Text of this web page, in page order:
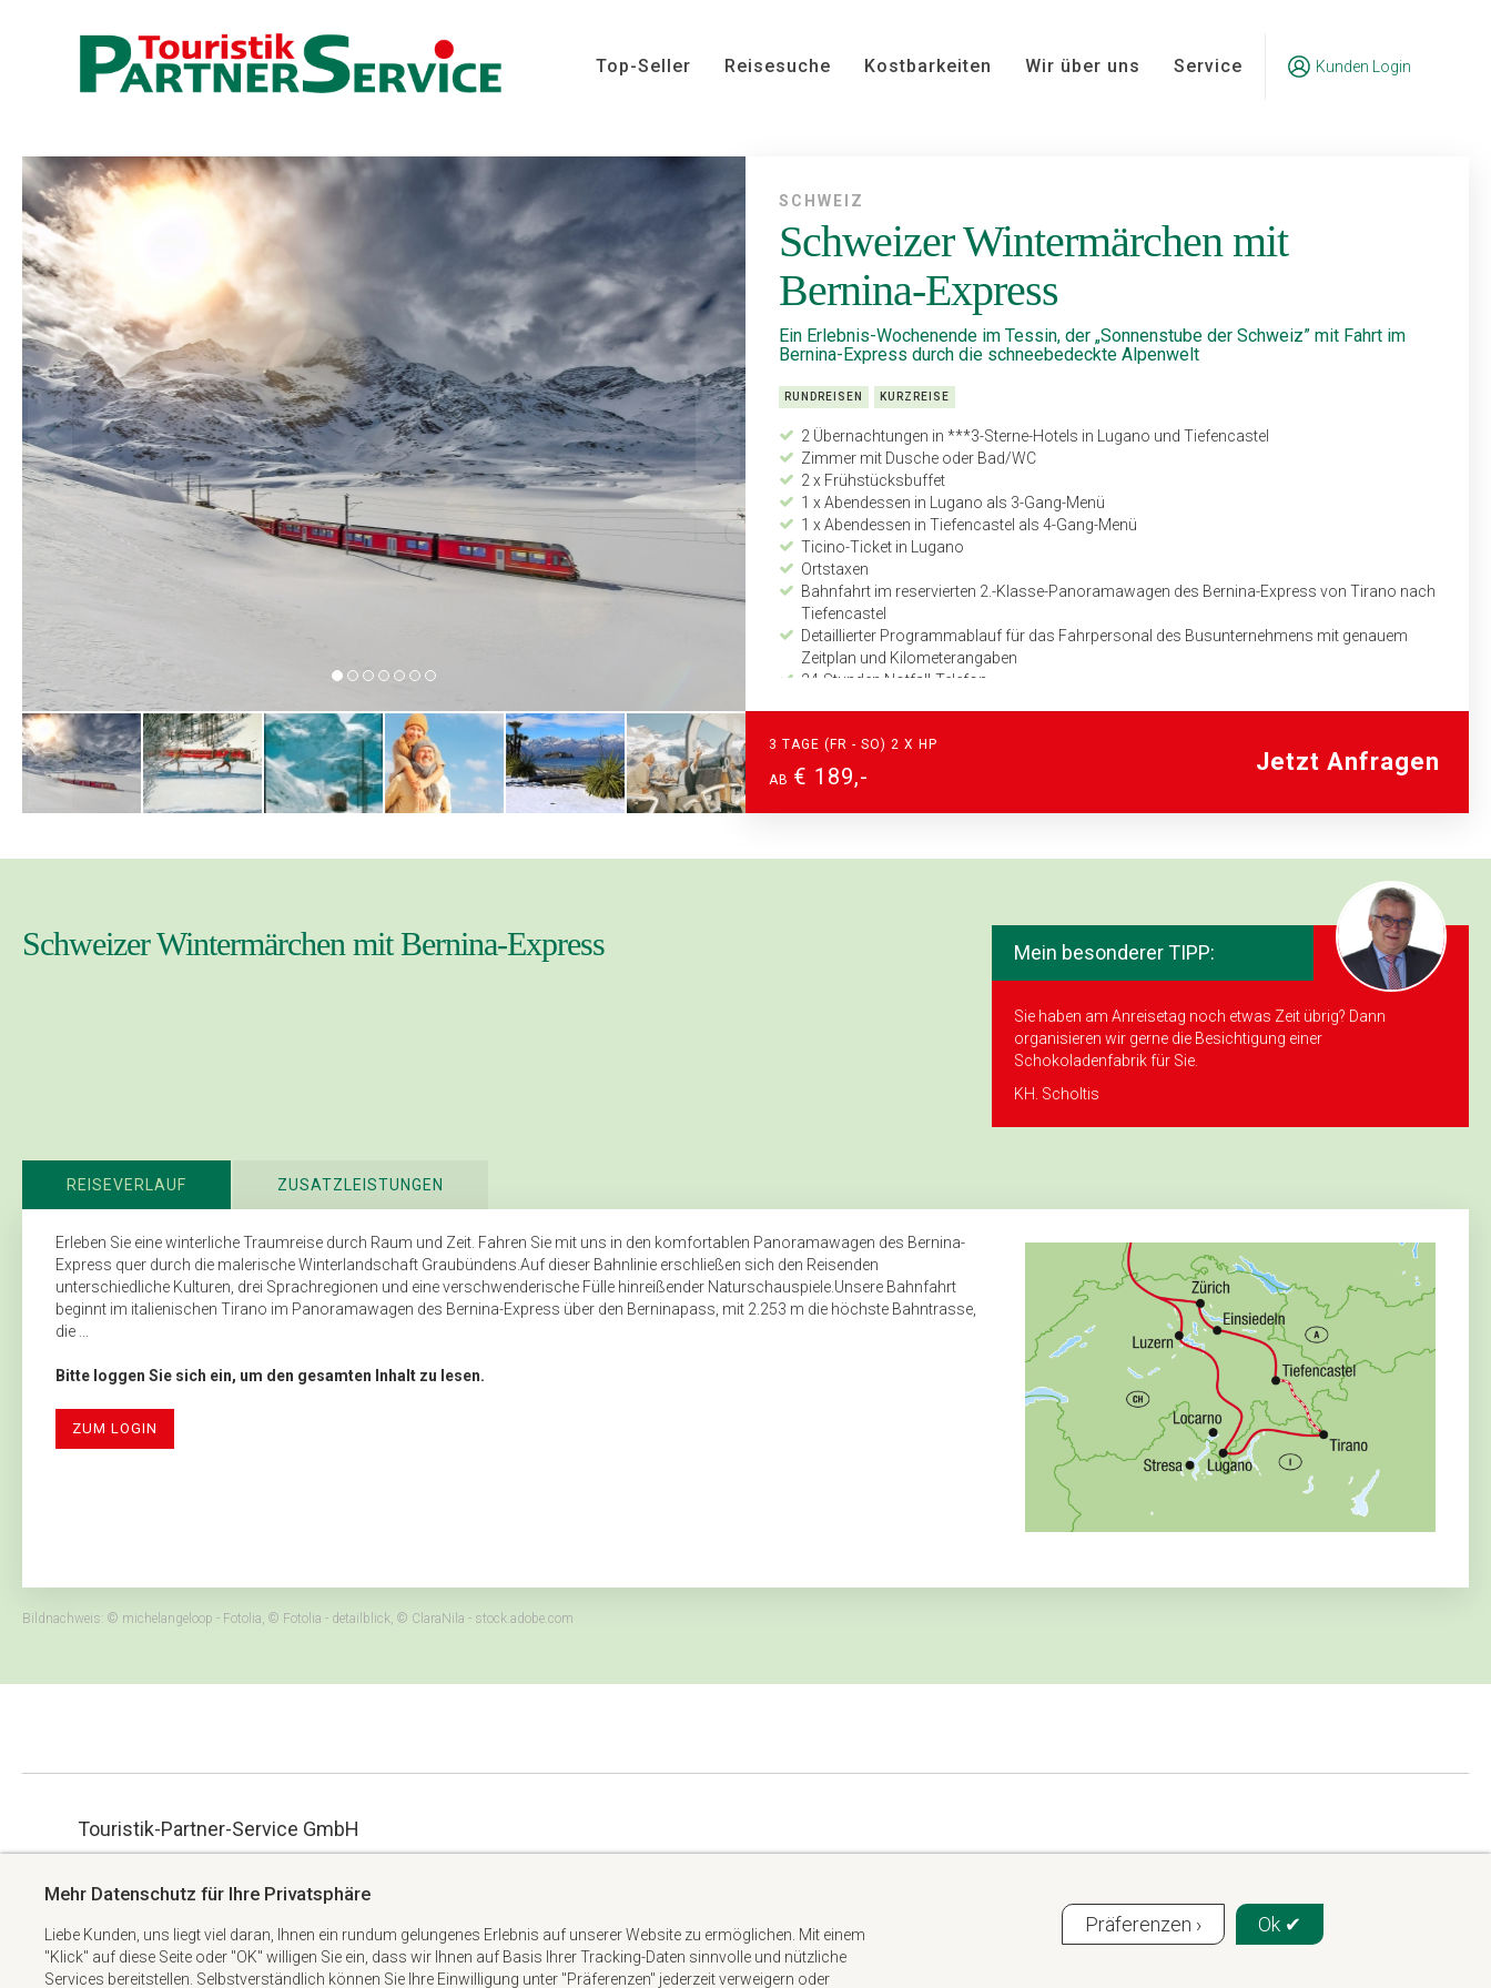
Top-Seller Reisesuche Kostbarkeiten Wir über uns Service Kunden Login
SCHWEIZ
Schweizer Wintermärchen mit
Bernina-Express
Ein Erlebnis-Wochenende im Tessin, der „Sonnenstube der Schweiz” mit Fahrt im
Bernina-Express durch die schneebedeckte Alpenwelt
RUNDREISEN KURZREISE
2 Übernachtungen in ***3-Sterne-Hotels in Lugano und Tiefencastel
Zimmer mit Dusche oder Bad/WC
2 x Frühstücksbuffet
1 x Abendessen in Lugano als 3-Gang-Menü
1 x Abendessen in Tiefencastel als 4-Gang-Menü
Ticino-Ticket in Lugano
Ortstaxen
Bahnfahrt im reservierten 2.-Klasse-Panoramawagen des Bernina-Express von Tirano nach
Tiefencastel
Detaillierter Programmablauf für das Fahrpersonal des Busunternehmens mit genauem
Zeitplan und Kilometerangaben
24-Stunden Notfall-Telefon
3 TAGE (FR - SO) 2 X HP
AB € 189,-
Jetzt Anfragen
Schweizer Wintermärchen mit Bernina-Express Mein besonderer TIPP:
Sie haben am Anreisetag noch etwas Zeit übrig? Dann
organisieren wir gerne die Besichtigung einer
Schokoladenfabrik für Sie.
KH. Scholtis
REISEVERLAUF ZUSATZLEISTUNGEN
Erleben Sie eine winterliche Traumreise durch Raum und Zeit. Fahren Sie mit uns in den komfortablen Panoramawagen des Bernina-
Express quer durch die malerische Winterlandschaft Graubündens.Auf dieser Bahnlinie erschließen sich den Reisenden
unterschiedliche Kulturen, drei Sprachregionen und eine verschwenderische Fülle hinreißender Naturschauspiele.Unsere Bahnfahrt
beginnt im italienischen Tirano im Panoramawagen des Bernina-Express über den Berninapass, mit 2.253 m die höchste Bahntrasse,
die ...
Bitte loggen Sie sich ein, um den gesamten Inhalt zu lesen.
ZUM LOGIN
Bildnachweis: © michelangeloop - Fotolia, © Fotolia - detailblick, © ClaraNila - stock.adobe.com
Touristik-Partner-Service GmbH
+49 6074 6982738
63322 Rödermark
AGB
Kontakt
Mehr Datenschutz für Ihre Privatsphäre
Liebe Kunden, uns liegt viel daran, Ihnen ein rundum gelungenes Erlebnis auf unserer Website zu ermöglichen. Mit einem
"Klick" auf diese Seite oder "OK" willigen Sie ein, dass wir Ihnen auf Basis Ihrer Tracking-Daten sinnvolle und nützliche
Services bereitstellen. Selbstverständlich können Sie Ihre Einwilligung unter "Präferenzen" jederzeit verweigern oder
Präferenzen › Ok ✔